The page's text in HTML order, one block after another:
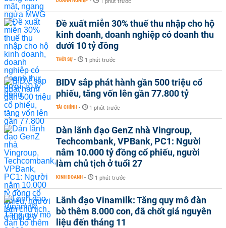
Đề xuất miễn 30% thuế thu nhập cho hộ
kinh doanh, doanh nghiệp có doanh thu
dưới 10 tỷ đồng
THỜI SỰ - 1 phút trước
BIDV sắp phát hành gần 500 triệu cổ
phiếu, tăng vốn lên gần 77.800 tỷ
TÀI CHÍNH - 1 phút trước
Dàn lãnh đạo GenZ nhà Vingroup,
Techcombank, VPBank, PC1: Người
nắm 10.000 tỷ đồng cổ phiếu, người
làm chủ tịch ở tuổi 27
KINH DOANH - 1 phút trước
Lãnh đạo Vinamilk: Tăng quy mô đàn
bò thêm 8.000 con, đã chốt giá nguyên
liệu đến tháng 11